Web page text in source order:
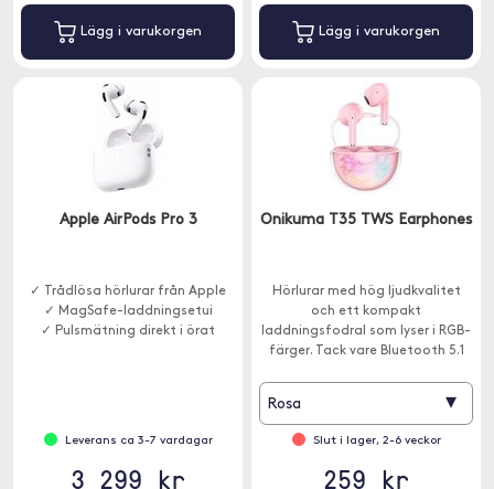
Lägg i varukorgen Lägg i varukorgen
Apple AirPods Pro 3
✓ Trådlösa hörlurar från Apple
✓ MagSafe-laddningsetui
✓ Pulsmätning direkt i örat
Leverans ca 3-7 vardagar
3 299 kr
Onikuma T35 TWS Earphones
Hörlurar med hög ljudkvalitet
och ett kompakt
laddningsfodral som lyser i RGB-
färger. Tack vare Bluetooth 5.1
Rosa ▾
Slut i lager, 2-6 veckor
259 kr